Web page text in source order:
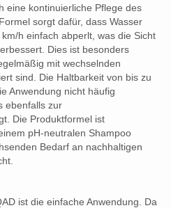
eine kontinuierliche Pflege des
sorgt dafür, dass Wasser
h einfach abperlt, was die Sicht
Dies ist besonders
mit wechselnden
sind. Die Haltbarkeit von bis zu
Anwendung nicht häufig
ebenfalls zur
Die Produktformel ist
pH-neutralen Shampoo
Bedarf an nachhaltigen
ist die einfache Anwendung. Da